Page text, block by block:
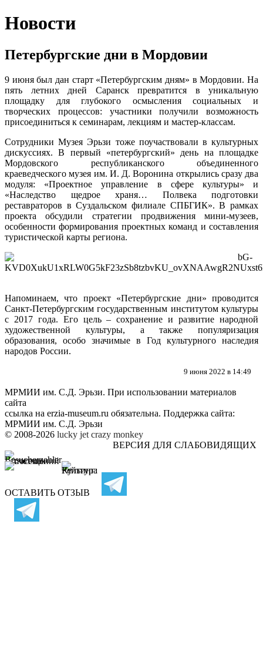
Новости
Петербургские дни в Мордовии
9 июня был дан старт «Петербургским дням» в Мордовии. На
пять летних дней Саранск превратится в уникальную
площадку для глубокого осмысления социальных и
творческих процессов: участники получили возможность
присоединиться к семинарам, лекциям и мастер-классам.
Сотрудники Музея Эрьзи тоже поучаствовали в культурных
дискуссиях. В первый «петербургский» день на площадке
Мордовского республиканского объединенного
краеведческого музея им. И. Д. Воронина открылись сразу два
модуля: «Проектное управление в сфере культуры» и
«Наследство щедрое храня… Полвека подготовки
реставраторов в Суздальском филиале СПБГИК». В рамках
проекта обсудили стратегии продвижения мини-музеев,
особенности формирования проектных команд и составления
туристической карты региона.
Напоминаем, что проект «Петербургские дни» проводится
Санкт-Петербургским государственным институтом культуры
с 2017 года. Его цель – сохранение и развитие народной
художественной культуры, а также популяризация
образования, особо значимые в Год культурного наследия
народов России.
9 июня 2022 в 14:49
МРМИИ им. С.Д. Эрьзи. При использовании материалов
сайта
ссылка на erzia-museum.ru обязательна. Поддержка сайта:
МРМИИ им. С.Д. Эрьзи
© 2008-2026 lucky jet crazy monkey
ВЕРСИЯ ДЛЯ СЛАБОВИДЯЩИХ
ОСТАВИТЬ ОТЗЫВ